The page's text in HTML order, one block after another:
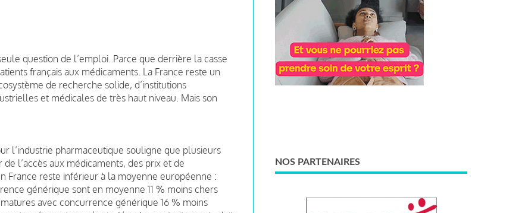
question de l’emploi. Parce que derrière la casse
français aux médicaments. La France reste un
de recherche solide, d’institutions
et médicales de très haut niveau. Mais son
l’industrie pharmaceutique souligne que plusieurs
l’accès aux médicaments, des prix et de
France reste inférieur à la moyenne européenne :
générique sont en moyenne 11 % moins chers
avec concurrence générique 16 % moins
NOS PARTENAIRES